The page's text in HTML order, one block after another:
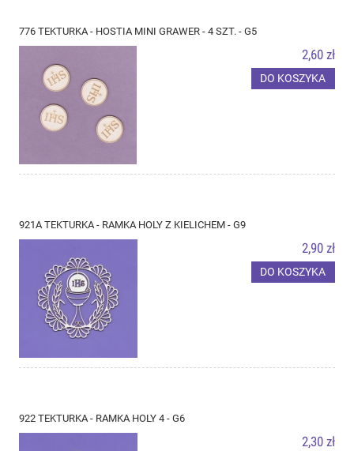
776 TEKTURKA - HOSTIA MINI GRAWER - 4 SZT. - G5
2,60 zł
DO KOSZYKA
921A TEKTURKA - RAMKA HOLY Z KIELICHEM - G9
2,90 zł
DO KOSZYKA
922 TEKTURKA - RAMKA HOLY 4 - G6
2,30 zł